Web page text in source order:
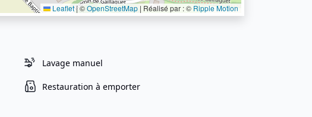
Leaflet|©OpenStreetMap | Réalisé par : © Ripple Motion
Lavage manuel
Restauration à emporter